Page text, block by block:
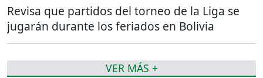
Revisa que partidos del torneo de la Liga se
jugarán durante los feriados en Bolivia
VER MÁS +